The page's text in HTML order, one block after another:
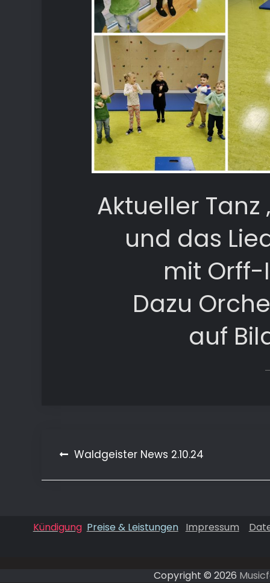
Aktueller Tanz
und das
mit
Dazu
auf
Beitragsnavigation
Waldgeister News 2.10.24
Kündigung Preise & Leistungen Impressum
Copyright © 2026